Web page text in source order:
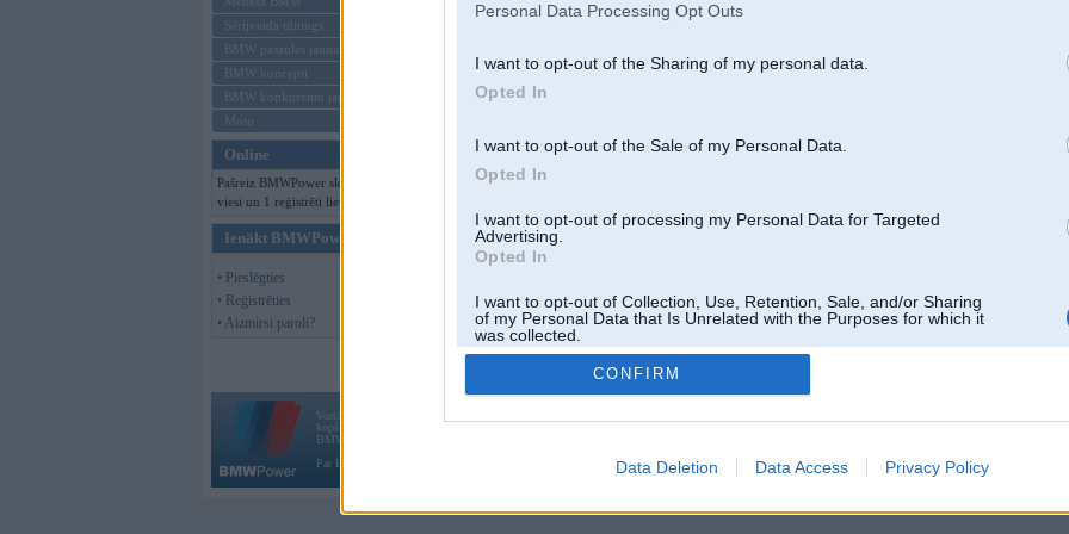
Personal Data Processing Opt Outs
I want to opt-out of the Sharing of my personal data.
Opted In
I want to opt-out of the Sale of my Personal Data.
Opted In
I want to opt-out of processing my Personal Data for Targeted
Advertising.
Opted In
I want to opt-out of Collection, Use, Retention, Sale, and/or Sharing
of my Personal Data that Is Unrelated with the Purposes for which it
was collected.
Opted Out
CONFIRM
Data Deletion Data Access Privacy Policy
Sērijveida tūnings
BMW pasaules jaunumi
BMW koncepti
BMW konkurentu jaunumi
Moto
Online
Pašreiz BMWPower skatās 105
viesi un 1 reģistrēti lietotāji.
Ienākt BMWPower
• Pieslēgties
• Reģistrēties
• Aizmirsi paroli?
Vortāls BMWPower.lv darbojas
kopš 2002. gada 14. maija. Tas nav auto klubs un nav saistīts ar
BMW AG.
Par BMWPower